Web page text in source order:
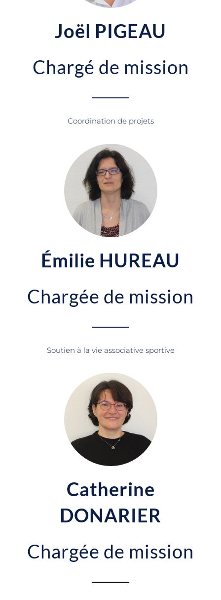
Joël PIGEAU
Chargé de mission
Coordination de projets
Émilie HUREAU
Chargée de mission
Soutien à la vie associative sportive
Catherine
DONARIER
Chargée de mission